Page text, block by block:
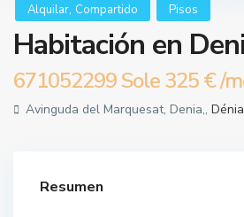
Alquilar, Compartido Pisos
Habitación en
671052299 Sole325 €/
Avinguda del Marquesat, Denia,, Dénia
Resumen